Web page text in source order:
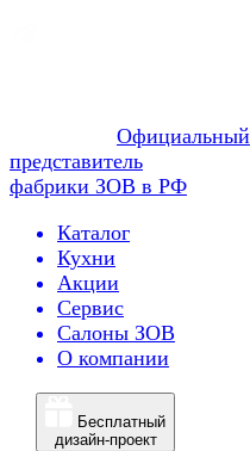
Официальный
представитель
фабрики ЗОВ в РФ
Каталог
Кухни
Акции
Сервис
Салоны ЗОВ
О компании
Бесплатный
дизайн-проект